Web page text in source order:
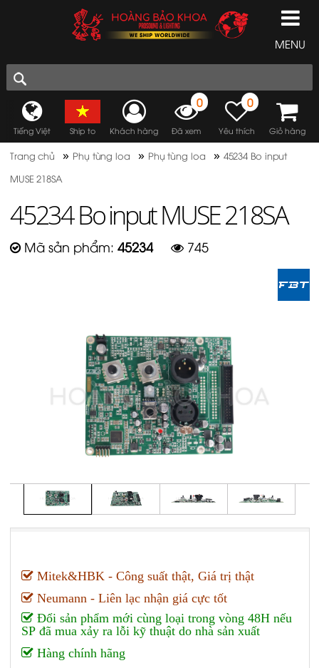
MENU
Tiếng Việt Ship to Khách hàng
0
Đã xem
0
Yêu thích Giỏ hàng
Trang chủ » Phụ tùng loa » Phụ tùng loa » 45234 Bo input
MUSE 218SA
45234 Bo input MUSE 218SA
Mã sản phẩm: 45234 745
Mitek&HBK - Công suất thật, Giá trị thật
Neumann - Liên lạc nhận giá cực tốt
Đổi sản phẩm mới cùng loại trong vòng 48H nếu
SP đã mua xảy ra lỗi kỹ thuật do nhà sản xuất
Hàng chính hãng